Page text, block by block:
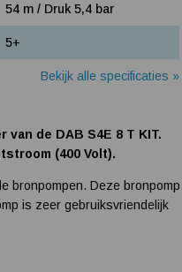
54 m / Druk 5,4 bar
5+
Bekijk alle specificaties »
van de DAB S4E 8 T KIT.
(400 Volt).
bronpompen. Deze bronpomp
is zeer gebruiksvriendelijk